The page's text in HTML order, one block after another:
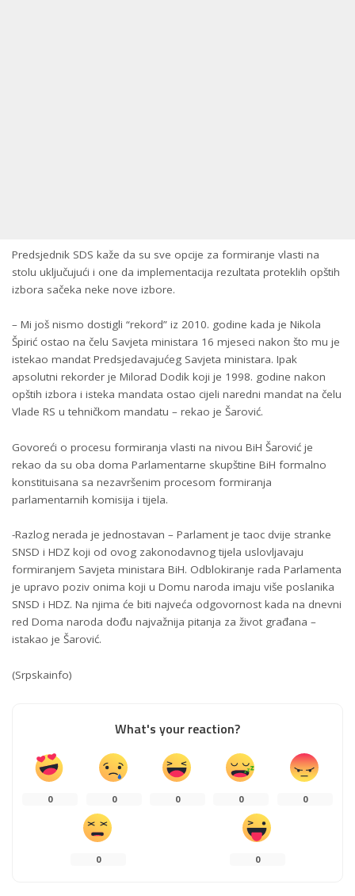
Predsjednik SDS kaže da su sve opcije za formiranje vlasti na
stolu uključujući i one da implementacija rezultata proteklih opštih
izbora sačeka neke nove izbore.
– Mi još nismo dostigli “rekord” iz 2010. godine kada je Nikola
Špirić ostao na čelu Savjeta ministara 16 mjeseci nakon što mu je
istekao mandat Predsjedavajućeg Savjeta ministara. Ipak
apsolutni rekorder je Milorad Dodik koji je 1998. godine nakon
opštih izbora i isteka mandata ostao cijeli naredni mandat na čelu
Vlade RS u tehničkom mandatu – rekao je Šarović.
Govoreći o procesu formiranja vlasti na nivou BiH Šarović je
rekao da su oba doma Parlamentarne skupštine BiH formalno
konstituisana sa nezavršenim procesom formiranja
parlamentarnih komisija i tijela.
-Razlog nerada je jednostavan – Parlament je taoc dvije stranke
SNSD i HDZ koji od ovog zakonodavnog tijela uslovljavaju
formiranjem Savjeta ministara BiH. Odblokiranje rada Parlamenta
je upravo poziv onima koji u Domu naroda imaju više poslanika
SNSD i HDZ. Na njima će biti najveća odgovornost kada na dnevni
red Doma naroda dođu najvažnija pitanja za život građana –
istakao je Šarović.
(Srpskainfo)
What's your reaction?
0 0 0 0 0
0 0